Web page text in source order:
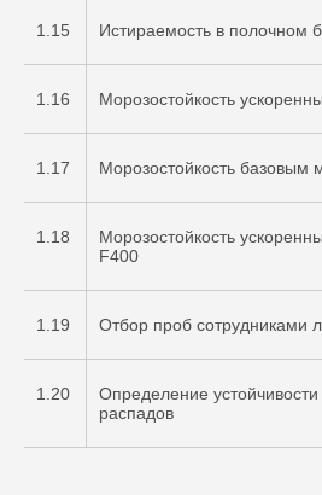
1.15 Истираемость в полочном
1.16 Морозостойкость
1.17 Морозостойкость базовым
1.18
Морозостойкость
F400
1.19 Отбор проб сотрудниками
1.20
Определение
распадов